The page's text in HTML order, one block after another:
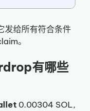
发给所有符合条件
。
有哪些
0.00304 SOL,